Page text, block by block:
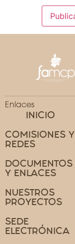
Enlaces
INICIO
COMISIONES Y
REDES
DOCUMENTOS
Y ENLACES
NUESTROS
PROYECTOS
SEDE
ELECTRÓNICA